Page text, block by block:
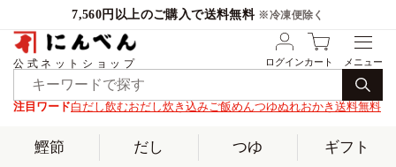
7,560円以上のご購入で送料無料 ※冷凍便除く
公式ネットショップ ログインカート
注目ワード白だし飲むおだし炊き込みご飯めんつゆぬれおかき 送料無料
鰹節 だし つゆ ギフト